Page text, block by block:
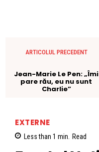
ARTICOLUL PRECEDENT
Jean-Marie Le Pen: „Îmi
pare rău, eu nu sunt
Charlie”